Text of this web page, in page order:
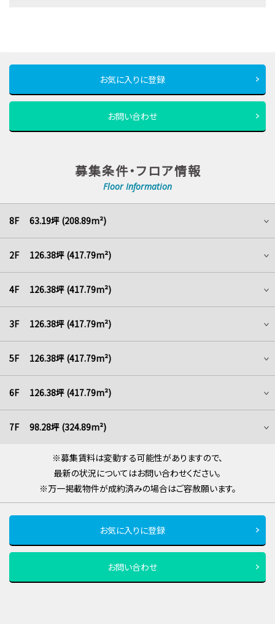
お気に入りに登録
お問い合わせ
募集条件・フロア情報
Floor Information
8F 63.19坪 (208.89m²)
2F 126.38坪 (417.79m²)
4F 126.38坪 (417.79m²)
3F 126.38坪 (417.79m²)
5F 126.38坪 (417.79m²)
6F 126.38坪 (417.79m²)
7F 98.28坪 (324.89m²)
※募集賃料は変動する可能性がありますので、
最新の状況についてはお問い合わせください。
※万一掲載物件が成約済みの場合はご容赦願います。
お気に入りに登録
お問い合わせ